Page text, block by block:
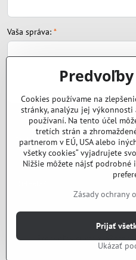
Vaša správa: *
Súbor:
©2026
Predvoľby súkromia
Vytvorené
Cookies používame na
stránky, analýzu jej
používaní. Na tento účel
tretích strán a
partnerom v EÚ, USA alebo
všetky cookies“ vyjadrujete
Nižšie môžete nájsť
Zásady ochrany
Ukázať
Prijať